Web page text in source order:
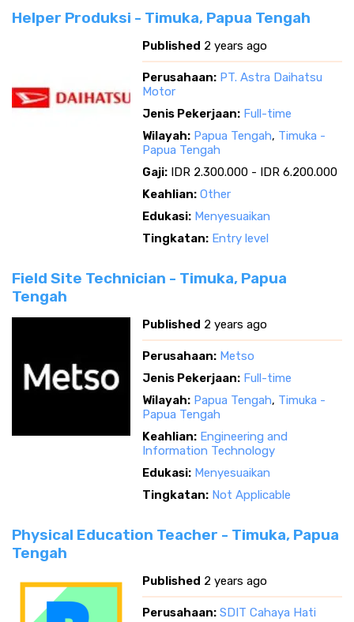
Helper Produksi - Timuka, Papua Tengah
Published 2 years ago
Perusahaan: PT. Astra Daihatsu
Motor
Jenis Pekerjaan: Full-time
Wilayah: Papua Tengah, Timuka -
Papua Tengah
Gaji: IDR 2.300.000 - IDR 6.200.000
Keahlian: Other
Edukasi: Menyesuaikan
Tingkatan: Entry level
Field Site Technician - Timuka, Papua
Tengah
Published 2 years ago
Perusahaan: Metso
Jenis Pekerjaan: Full-time
Wilayah: Papua Tengah, Timuka -
Papua Tengah
Keahlian: Engineering and
Information Technology
Edukasi: Menyesuaikan
Tingkatan: Not Applicable
Physical Education Teacher - Timuka, Papua
Tengah
Published 2 years ago
Perusahaan: SDIT Cahaya Hati